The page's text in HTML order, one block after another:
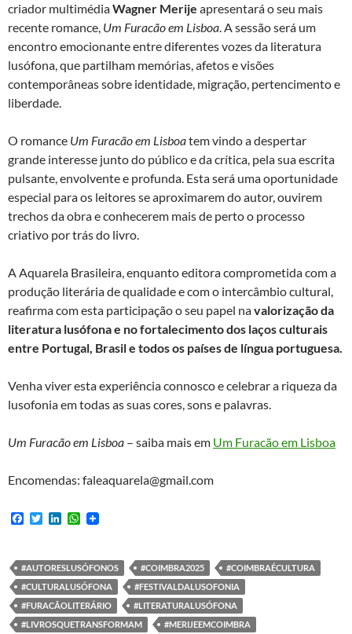
criador multimédiaWagner Merije apresentará o seu mais
recente romance, Um Furacão em Lisboa. A sessão será um
encontro emocionante entre diferentes vozes da literatura
lusófona, que partilham memórias, afetos e visões
contemporâneas sobre identidade, migração, pertencimento e
liberdade.
O romance Um Furacão em Lisboatem vindo a despertar
grande interesse junto do público e da crítica, pela sua escrita
pulsante, envolvente e profunda. Esta será uma oportunidade
especial para os leitores se aproximarem do autor, ouvirem
trechos da obra e conhecerem mais de perto o processo
criativo por trás do livro.
A Aquarela Brasileira, enquanto editora comprometida com a
produção literária de qualidade e com o intercâmbio cultural,
reafirma com esta participação o seu papel navalorização da
literatura lusófona e no fortalecimento dos laços culturais
entre Portugal, Brasil e todos os países de língua portuguesa.
Venha viver esta experiência connosco e celebrar a riqueza da
lusofonia em todas as suas cores, sons e palavras.
Um Furacão em Lisboa – saiba mais em Um Furacão em Lisboa
Encomendas: faleaquarela@gmail.com
F
b
o
o
k
T
t
e
r
e
d
I
n
W
s
A
p
p
#AUTORESLUSÓFONOS #COIMBRA2025
#COIMBRAÉCULTURA
#CULTURALUSÓFONA
#FESTIVALDALUSOFONIA
#FURACÃOLITERÁRIO
#LITERATURALUSÓFONA
#LIVROSQUETRANSFORMAM
#MERIJEEMCOIMBRA